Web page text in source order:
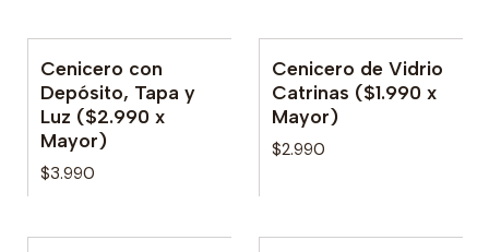
Cenicero con
Depósito, Tapa y
Luz ($2.990 x
Mayor)
$3.990
Cenicero de Vidrio
Catrinas ($1.990 x
Mayor)
$2.990